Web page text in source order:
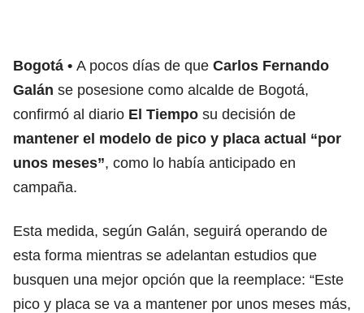
Bogotá A pocos días de que Carlos Fernando
Galán se posesione como alcalde de Bogotá,
confirmó al diario El Tiempo su decisión de
mantener el modelo de pico y placa actual “por
unos meses”, como lo había anticipado en
campaña.
Esta medida, según Galán, seguirá operando de
esta forma mientras se adelantan estudios que
busquen una mejor opción que la reemplace: “Este
pico y placa se va a mantener por unos meses más,